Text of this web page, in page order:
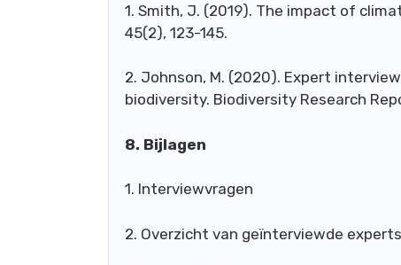
1. Smith, J. (2019). The impact of
45(2), 123-145.
2. Johnson, M. (2020). Expert
biodiversity. Biodiversity Research
8. Bijlagen
1. Interviewvragen
2. Overzicht van geïnterviewde experts